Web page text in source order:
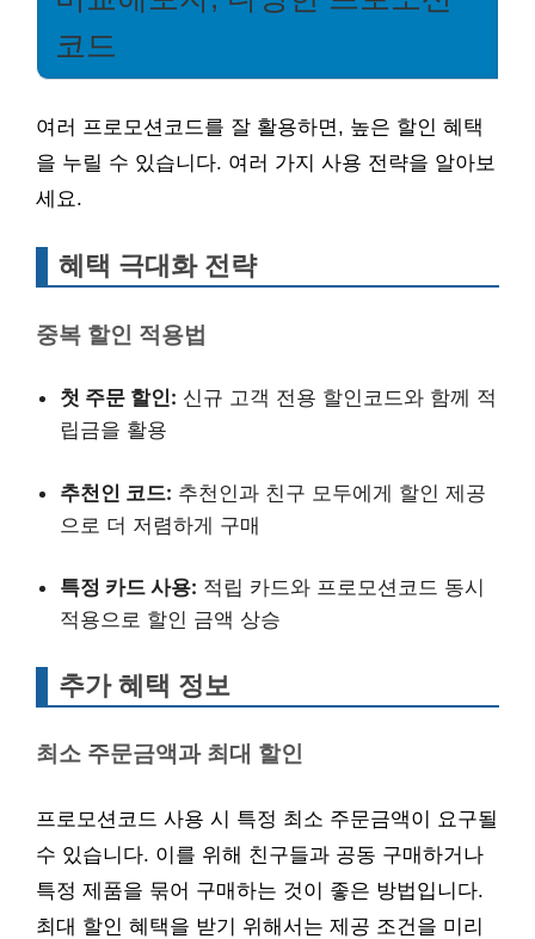
코드
여러 프로모션코드를 잘 활용하면, 높은 할인 혜택
을 누릴 수 있습니다. 여러 가지 사용 전략을 알아보
세요.
혜택 극대화 전략
중복 할인 적용법
첫 주문 할인: 신규 고객 전용 할인코드와 함께 적
립금을 활용
추천인 코드: 추천인과 친구 모두에게 할인 제공
으로 더 저렴하게 구매
특정 카드 사용: 적립 카드와 프로모션코드 동시
적용으로 할인 금액 상승
추가 혜택 정보
최소 주문금액과 최대 할인
프로모션코드 사용 시 특정 최소 주문금액이 요구될
수 있습니다. 이를 위해 친구들과 공동 구매하거나
특정 제품을 묶어 구매하는 것이 좋은 방법입니다.
최대 할인 혜택을 받기 위해서는 제공 조건을 미리